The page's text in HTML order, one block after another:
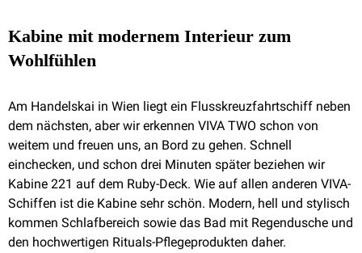
Kabine mit modernem Interieur zum
Wohlfühlen
Am Handelskai in Wien liegt ein Flusskreuzfahrtschiff neben
dem nächsten, aber wir erkennen VIVA TWO schon von
weitem und freuen uns, an Bord zu gehen. Schnell
einchecken, und schon drei Minuten später beziehen wir
Kabine 221 auf dem Ruby-Deck. Wie auf allen anderen VIVA-
Schiffen ist die Kabine sehr schön. Modern, hell und stylisch
kommen Schlafbereich sowie das Bad mit Regendusche und
den hochwertigen Rituals-Pflegeprodukten daher.